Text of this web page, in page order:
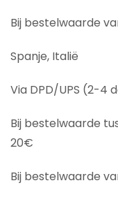
Bij bestelwaarde
Spanje, Italië
Via DPD/UPS (2-4
Bij bestelwaarde
20€
Bij bestelwaarde